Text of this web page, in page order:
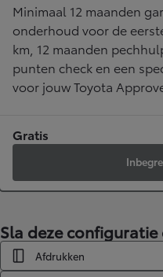
Minimaal 12 maanden
onderhoud voor de
km, 12 maanden
punten check en een
voor jouw Toyota
Gratis
Sla deze configuratie
Afdrukken